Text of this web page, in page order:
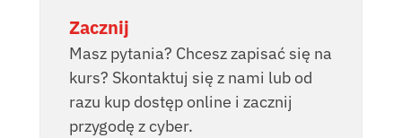
Zacznij
Masz pytania? Chcesz zapisać się na
kurs? Skontaktuj się z nami lub od
razu kup dostęp online i zacznij
przygodę z cyber.